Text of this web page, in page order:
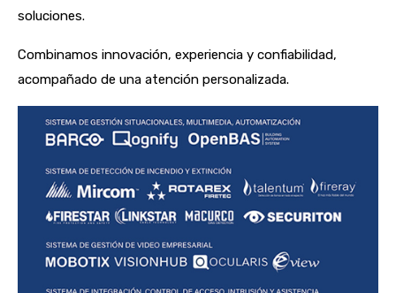
soluciones.
Combinamos innovación, experiencia y confiabilidad,
acompañado de una atención personalizada.